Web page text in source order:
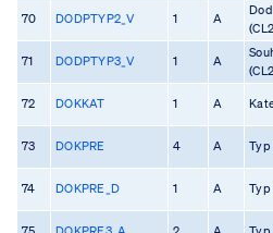
70 DODPTYP2_V 1 A
71 DODPTYP3_V 1 A
72 DOKKAT 1 A
73 DOKPRE 4 A Typ
74 DOKPRE_D 1 A Typ